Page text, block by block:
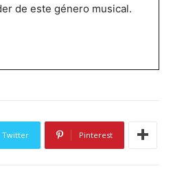
de este género musical.
Twitter Pinterest